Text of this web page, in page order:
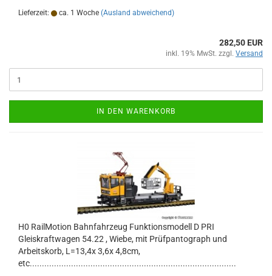
Lieferzeit: ca. 1 Woche (Ausland abweichend)
282,50 EUR
inkl. 19% MwSt. zzgl. Versand
IN DEN WARENKORB
H0 RailMotion Bahnfahrzeug Funktionsmodell D PRI
Gleiskraftwagen 54.22 , Wiebe, mit Prüfpantograph und
Arbeitskorb, L=13,4x 3,6x 4,8cm,
etc.....................................................................................